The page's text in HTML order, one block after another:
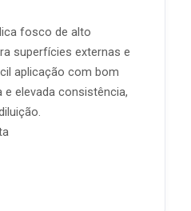
fosco de alto
superfícies externas e
aplicação com bom
elevada consistência,